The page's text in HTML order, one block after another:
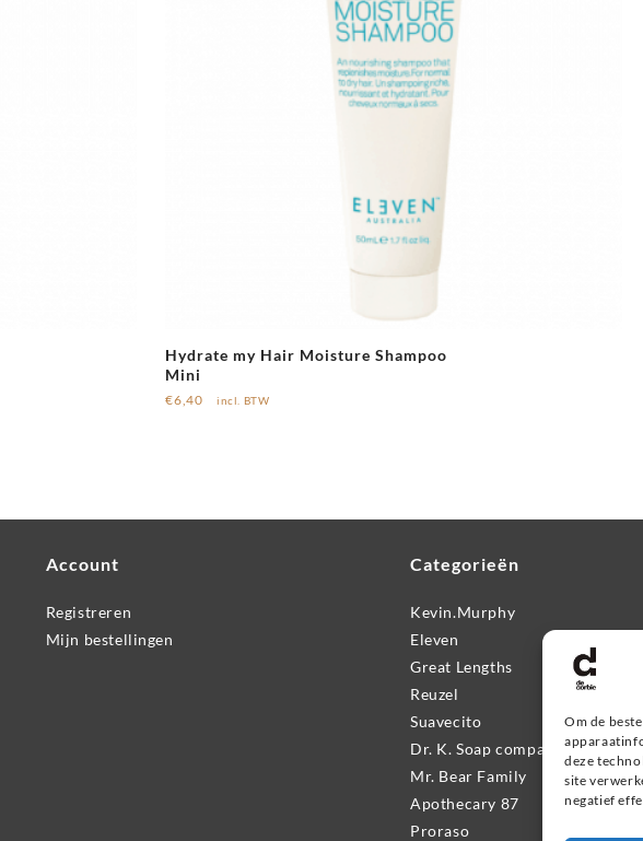
Om de
deze
site
negatief
Hydrate my Hair Moisture Shampoo
Mini
€6,40 incl. BTW
Account
Registreren
Mijn bestellingen
Categorieën
Kevin.Murphy
Eleven
Great Lengths
Reuzel
Suavecito
Dr. K. Soap company
Mr. Bear Family
Apothecary 87
Proraso